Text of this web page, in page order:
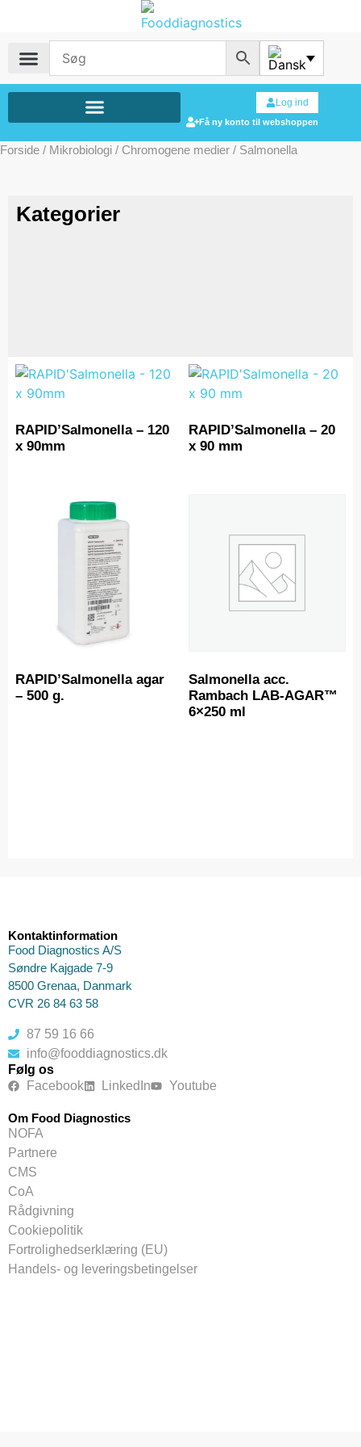
Log ind
Få ny konto til webshoppen
Forside / Mikrobiologi / Chromogene medier / Salmonella
Kategorier
RAPID’Salmonella – 120
x 90mm
RAPID’Salmonella – 20
x 90 mm
RAPID’Salmonella agar
– 500 g.
Salmonella acc.
Rambach LAB-AGAR™
6×250 ml
Kontaktinformation
Food Diagnostics A/S
Søndre Kajgade 7-9
8500 Grenaa, Danmark
CVR 26 84 63 58
87 59 16 66
info@fooddiagnostics.dk
Følg os
Facebook
LinkedIn Youtube
Om Food Diagnostics
NOFA
Partnere
CMS
CoA
Rådgivning
Cookiepolitik
Fortrolighedserklæring (EU)
Handels- og leveringsbetingelser